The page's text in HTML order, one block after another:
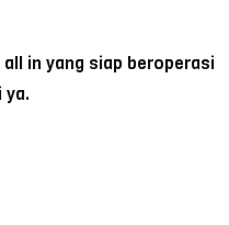
in yang siap beroperasi
ya.